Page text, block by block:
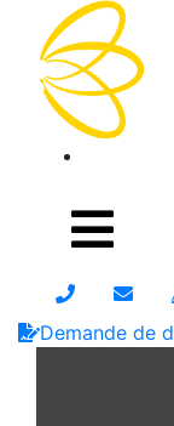
Demande de